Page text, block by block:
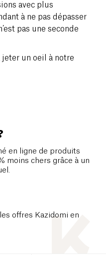
avec plus
à ne pas dépasser
pas une seconde
jeter un oeil à notre
en ligne de produits
moins chers grâce à un
offres Kazidomi en